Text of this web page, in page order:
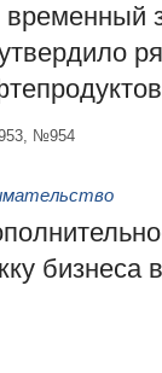
№954
бизнеса